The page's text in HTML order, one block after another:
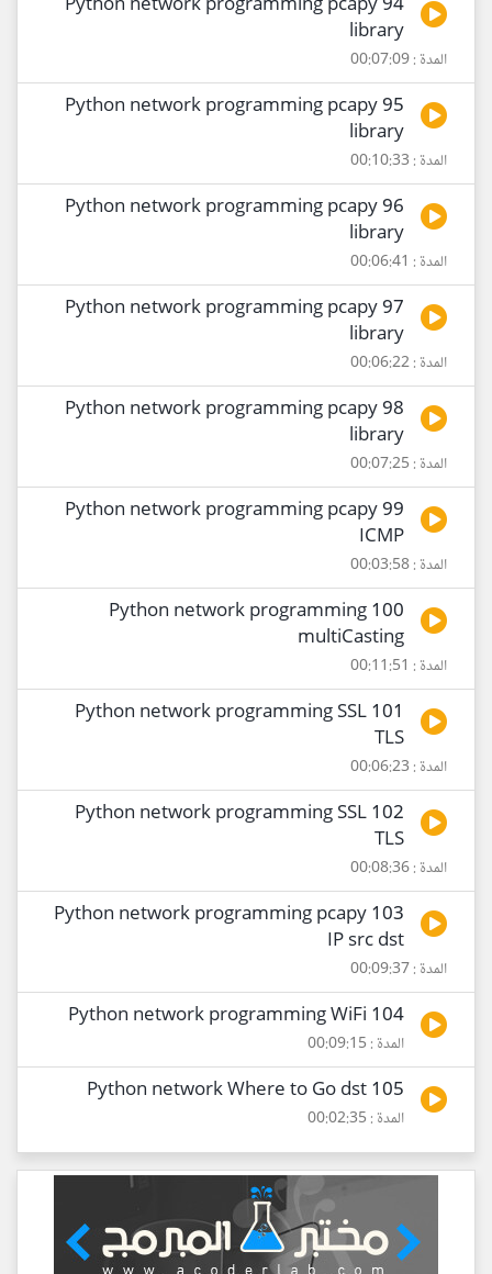
library
المدة : 00:07:09
95 Python network programming pcapy
library
المدة : 00:10:33
96 Python network programming pcapy
library
المدة : 00:06:41
97 Python network programming pcapy
library
المدة : 00:06:22
98 Python network programming pcapy
library
المدة : 00:07:25
99 Python network programming pcapy
ICMP
المدة : 00:03:58
100 Python network programming
multiCasting
المدة : 00:11:51
101 Python network programming SSL
TLS
المدة : 00:06:23
102 Python network programming SSL
TLS
المدة : 00:08:36
103 Python network programming pcapy
IP src dst
المدة : 00:09:37
104 Python network programming WiFi
المدة : 00:09:15
105 Python network Where to Go dst
المدة : 00:02:35